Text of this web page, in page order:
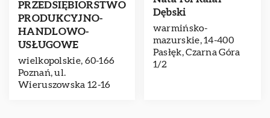
PRZEDSIĘBIORSTWO
PRODUKCYJNO-
HANDLOWO-
USŁUGOWE
wielkopolskie, 60-166
Poznań, ul.
Wieruszowska 12-16
Dębski
warmińsko-
mazurskie, 14-400
Pasłęk, Czarna Góra
1/2